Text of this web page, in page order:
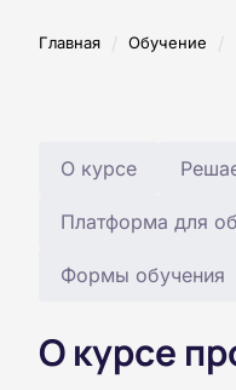
Главная / Обучение /
О курсе
Платформа для
Формы обучения
О курсе